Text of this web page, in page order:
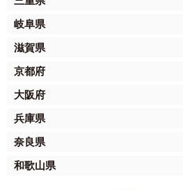
岐阜県
滋賀県
京都府
大阪府
兵庫県
奈良県
和歌山県